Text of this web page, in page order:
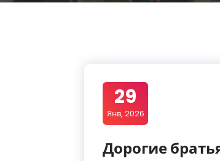
29
Янв, 2026
Дорогие